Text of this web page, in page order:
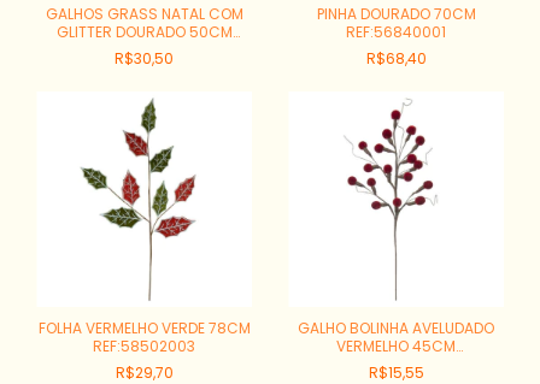
GALHOS GRASS NATAL COM
GLITTER DOURADO 50CM
REF:66277001
R$30,50
PINHA DOURADO 70CM
REF:56840001
R$68,40
FOLHA VERMELHO VERDE 78CM
REF:58502003
R$29,70
GALHO BOLINHA AVELUDADO
VERMELHO 45CM
REF:44729001
R$15,55